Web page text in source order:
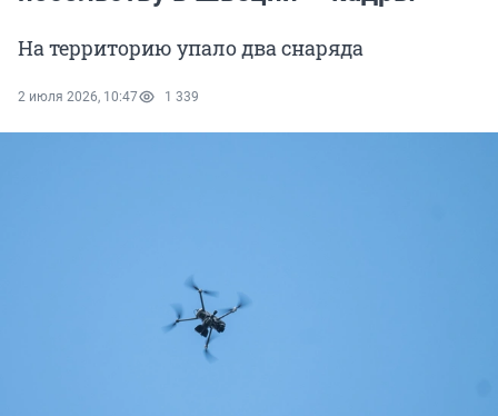
На территорию упало два снаряда
2 июля 2026, 10:47 1 339